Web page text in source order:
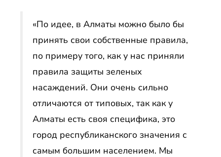
«По идее, в Алматы можно было бы
принять свои собственные правила,
по примеру того, как у нас приняли
правила защиты зеленых
насаждений. Они очень сильно
отличаются от типовых, так как у
Алматы есть своя специфика, это
город республиканского значения с
самым большим населением. Мы